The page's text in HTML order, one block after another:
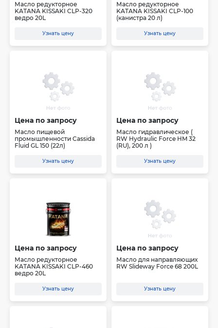
Масло редукторное
KATANA KISSAKI CLP-320
ведро 20L
Узнать цену
Масло редукторное
KATANA KISSAKI CLP-100
(канистра 20 л)
Узнать цену
Цена по запросу
Масло пищевой
промышленности Cassida
Fluid GL 150 (22л)
Узнать цену
Цена по запросу
Масло гидравлическое (
RW Hydraulic Force HM 32
(RU), 200 л )
Узнать цену
Цена по запросу
Масло редукторное
KATANA KISSAKI CLP-460
ведро 20L
Узнать цену
Цена по запросу
Масло для направляющих
RW Slideway Force 68 200L
Узнать цену